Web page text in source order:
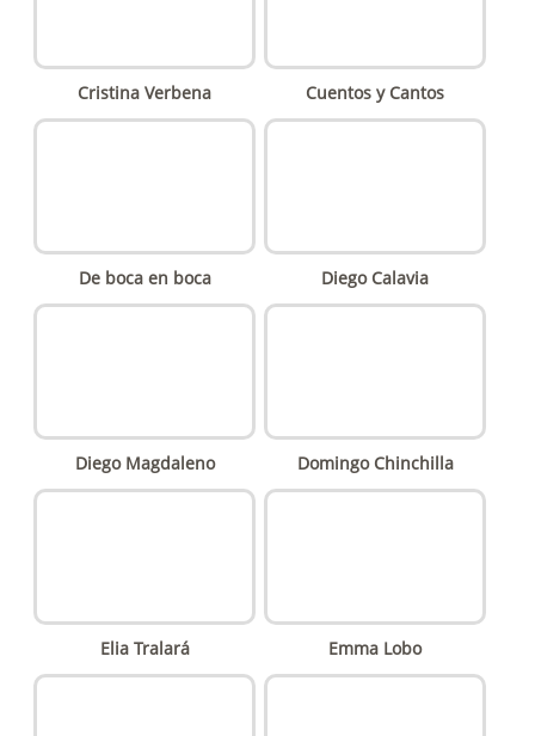
Cristina Verbena Cuentos y Cantos
De boca en boca Diego Calavia
Diego Magdaleno Domingo Chinchilla
Elia Tralará Emma Lobo